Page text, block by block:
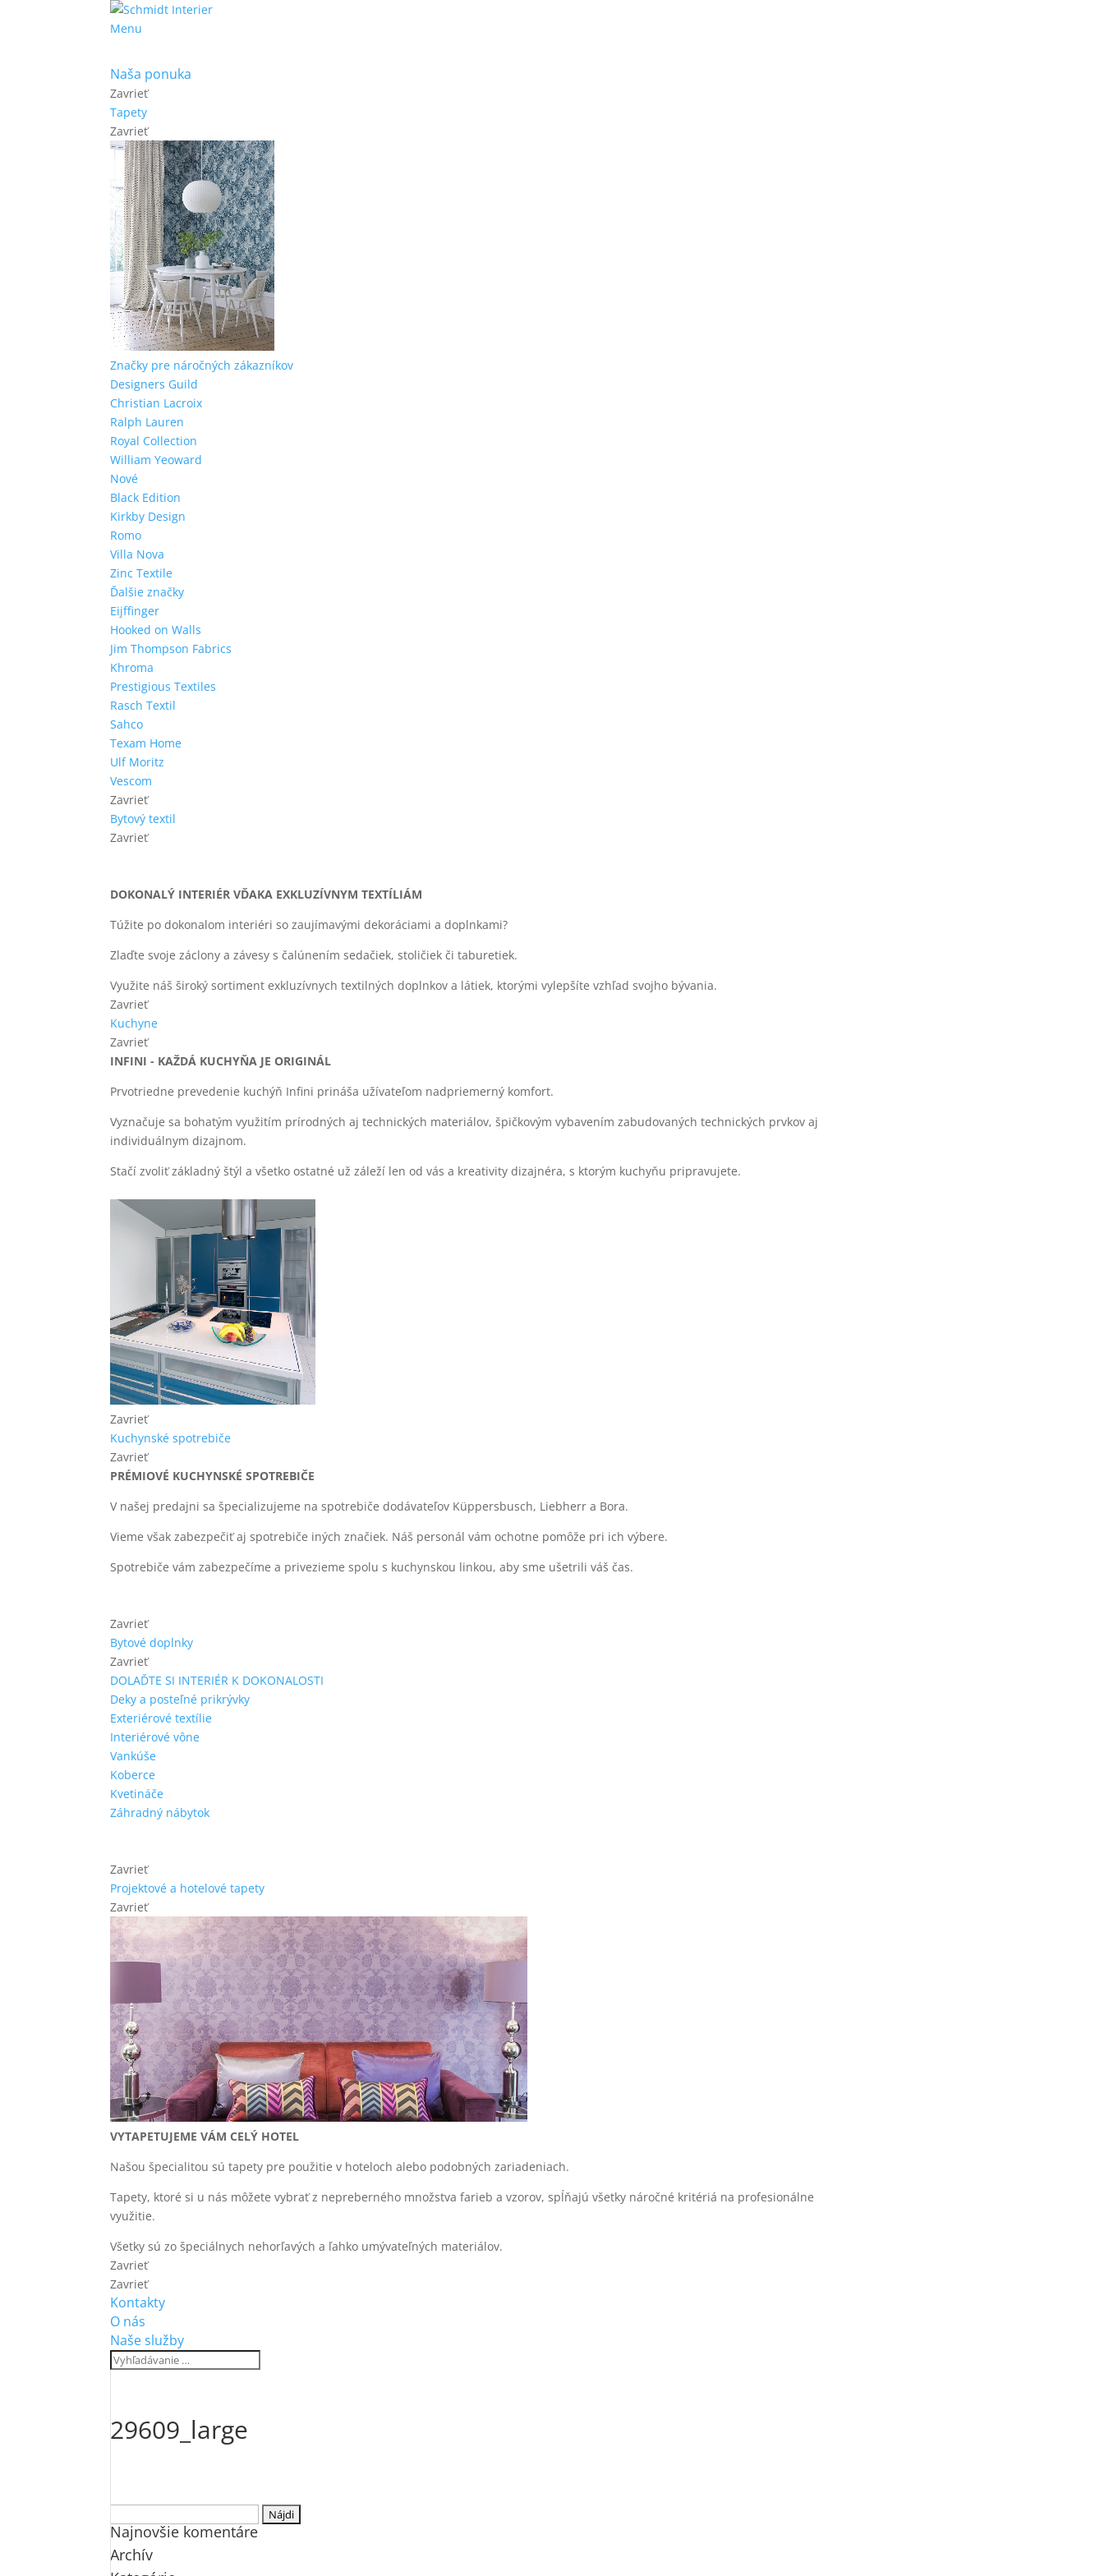
Menu
Naša ponuka
Zavrieť
Tapety
Zavrieť
Značky pre náročných zákazníkov
Designers Guild
Christian Lacroix
Ralph Lauren
Royal Collection
William Yeoward
Nové
Black Edition
Kirkby Design
Romo
Villa Nova
Zinc Textile
Ďalšie značky
Eijffinger
Hooked on Walls
Jim Thompson Fabrics
Khroma
Prestigious Textiles
Rasch Textil
Sahco
Texam Home
Ulf Moritz
Vescom
Zavrieť
Bytový textil
Zavrieť
DOKONALÝ INTERIÉR VĎAKA EXKLUZÍVNYM TEXTÍLIÁM
Túžite po dokonalom interiéri so zaujímavými dekoráciami a doplnkami?
Zlaďte svoje záclony a závesy s čalúnením sedačiek, stoličiek či taburetiek.
Využite náš široký sortiment exkluzívnych textilných doplnkov a látiek, ktorými vylepšíte vzhľad svojho bývania.
Zavrieť
Kuchyne
Zavrieť
INFINI - KAŽDÁ KUCHYŇA JE ORIGINÁL
Prvotriedne prevedenie kuchýň Infini prináša užívateľom nadpriemerný komfort.
Vyznačuje sa bohatým využitím prírodných aj technických materiálov, špičkovým vybavením zabudovaných technických prvkov aj
individuálnym dizajnom.
Stačí zvoliť základný štýl a všetko ostatné už záleží len od vás a kreativity dizajnéra, s ktorým kuchyňu pripravujete.
Zavrieť
Kuchynské spotrebiče
Zavrieť
PRÉMIOVÉ KUCHYNSKÉ SPOTREBIČE
V našej predajni sa špecializujeme na spotrebiče dodávateľov Küppersbusch, Liebherr a Bora.
Vieme však zabezpečiť aj spotrebiče iných značiek. Náš personál vám ochotne pomôže pri ich výbere.
Spotrebiče vám zabezpečíme a privezieme spolu s kuchynskou linkou, aby sme ušetrili váš čas.
Zavrieť
Bytové doplnky
Zavrieť
DOLAĎTE SI INTERIÉR K DOKONALOSTI
Deky a posteľné prikrývky
Exteriérové textílie
Interiérové vône
Vankúše
Koberce
Kvetináče
Záhradný nábytok
Zavrieť
Projektové a hotelové tapety
Zavrieť
VYTAPETUJEME VÁM CELÝ HOTEL
Našou špecialitou sú tapety pre použitie v hoteloch alebo podobných zariadeniach.
Tapety, ktoré si u nás môžete vybrať z nepreberného množstva farieb a vzorov, spĺňajú všetky náročné kritériá na profesionálne
využitie.
Všetky sú zo špeciálnych nehorľavých a ľahko umývateľných materiálov.
Zavrieť
Zavrieť
Kontakty
O nás
Naše služby
29609_large
Najnovšie komentáre
Archív